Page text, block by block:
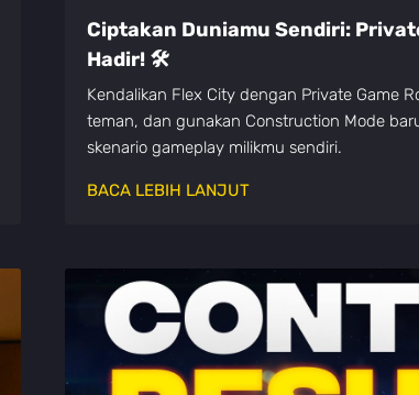
Ciptakan Duniamu Sendiri:
Hadir! 🛠️
Kendalikan Flex City dengan Private Game
teman, dan gunakan Construction Mode
skenario gameplay milikmu sendiri.
BACA LEBIH LANJUT